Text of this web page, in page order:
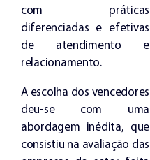
com práticas
diferenciadas e efetivas
de atendimento e
relacionamento.
A escolha dos vencedores
deu-se com uma
abordagem inédita, que
consistiu na avaliação das